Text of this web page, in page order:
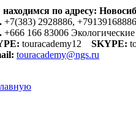
по адресу:
+7(383) 2928886,
+666 166 83006
touracademy12 SKYPE:
touracademy@ngs.ru